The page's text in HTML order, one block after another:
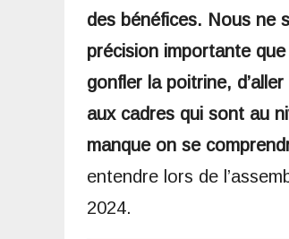
des bénéfices. Nous ne
précision importante
gonfler la poitrine,
aux cadres qui sont au
manque on se
entendre lors de
2024.